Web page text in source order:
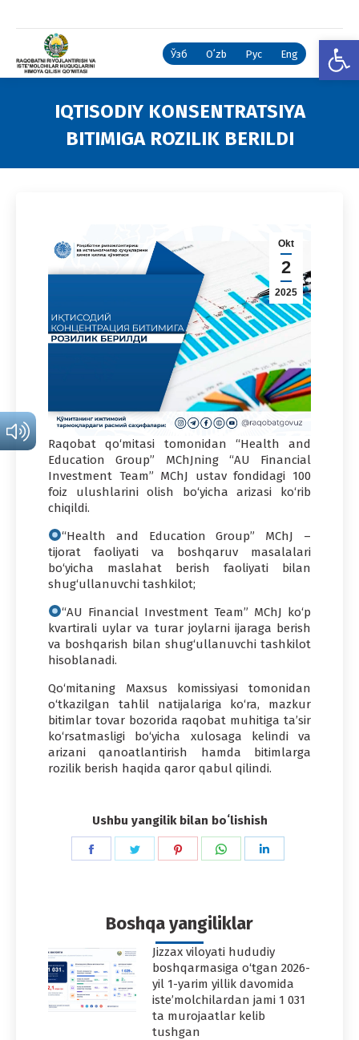
Ўзб Oʻzb Рус Eng
IQTISODIY KONSENTRATSIYA
BITIMIGA ROZILIK BERILDI
Okt
2
2025
Raqobat qo‘mitasi tomonidan “Health and
Education Group” MChJning “AU Financial
Investment Team” MChJ ustav fondidagi 100
foiz ulushlarini olish bo‘yicha arizasi ko‘rib
chiqildi.
“Health and Education Group” MChJ –
tijorat faoliyati va boshqaruv masalalari
bo‘yicha maslahat berish faoliyati bilan
shug‘ullanuvchi tashkilot;
“AU Financial Investment Team” MChJ ko‘p
kvartirali uylar va turar joylarni ijaraga berish
va boshqarish bilan shug‘ullanuvchi tashkilot
hisoblanadi.
Qo‘mitaning Maxsus komissiyasi tomonidan
o‘tkazilgan tahlil natijalariga ko‘ra, mazkur
bitimlar tovar bozorida raqobat muhitiga ta’sir
ko‘rsatmasligi bo‘yicha xulosaga kelindi va
arizani qanoatlantirish hamda bitimlarga
rozilik berish haqida qaror qabul qilindi.
Ushbu yangilik bilan boʻlishish
Share
Share
Share
Share
Boshqa yangiliklar
Jizzax viloyati hududiy
boshqarmasiga o‘tgan 2026-
yil 1-yarim yillik davomida
iste’molchilardan jami 1 031
ta murojaatlar kelib
tushgan